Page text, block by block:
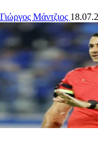
Γιώργος Μάντζιος